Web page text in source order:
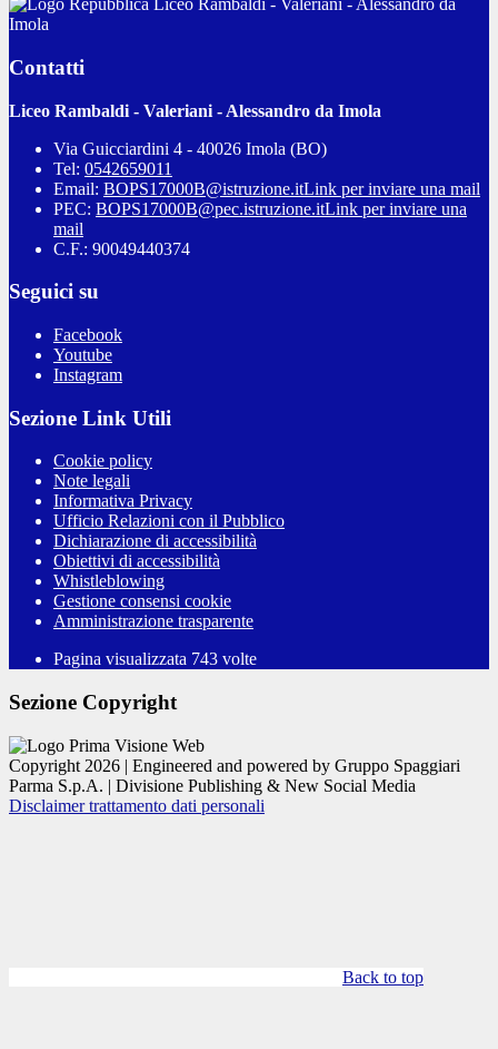
Liceo Rambaldi - Valeriani - Alessandro da
Imola
Contatti
Liceo Rambaldi - Valeriani - Alessandro da Imola
Via Guicciardini 4 - 40026 Imola (BO)
Tel: 0542659011
Email: BOPS17000B@istruzione.itLink per inviare una mail
PEC: BOPS17000B@pec.istruzione.itLink per inviare una
mail
C.F.: 90049440374
Seguici su
Facebook
Youtube
Instagram
Sezione Link Utili
Cookie policy
Note legali
Informativa Privacy
Ufficio Relazioni con il Pubblico
Dichiarazione di accessibilità
Obiettivi di accessibilità
Whistleblowing
Gestione consensi cookie
Amministrazione trasparente
Pagina visualizzata 743 volte
Sezione Copyright
Copyright 2026 | Engineered and powered by Gruppo Spaggiari
Parma S.p.A. | Divisione Publishing & New Social Media
Disclaimer trattamento dati personali
Back to top